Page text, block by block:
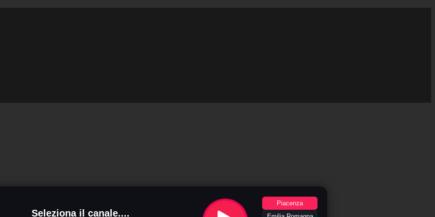
Seleziona il canale....
Piacenza